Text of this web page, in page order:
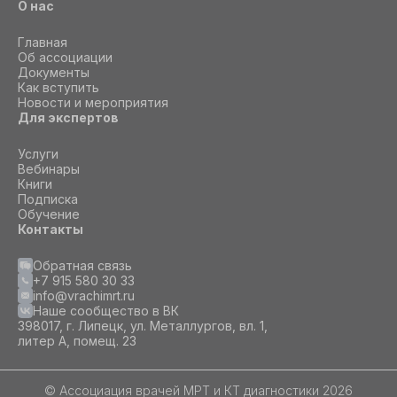
О нас
Главная
Об ассоциации
Документы
Как вступить
Новости и мероприятия
Для экспертов
Услуги
Вебинары
Книги
Подписка
Обучение
Контакты
Обратная связь
+7 915 580 30 33
info@vrachimrt.ru
Наше сообщество в ВК
398017, г. Липецк, ул. Металлургов, вл. 1,
литер А, помещ. 23
© Ассоциация врачей МРТ и КТ диагностики 2026